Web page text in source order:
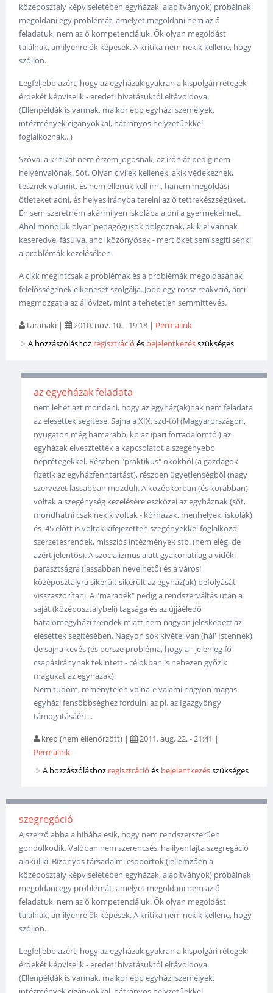
középosztály képviseletében egyházak, alapítványok) próbálnak
megoldani egy problémát, amelyet megoldani nem az ő
feladatuk, nem az ő kompetenciájuk. Ők olyan megoldást
találnak, amilyenre ők képesek. A kritika nem nekik kellene, hogy
szóljon.
Legfeljebb azért, hogy az egyházak gyakran a kispolgári rétegek
érdekét képviselik - eredeti hivatásuktól eltávoldova.
(Ellenpéldák is vannak, maikor épp egyházi személyek,
intézmények cigányokkal, hátrányos helyzetűekkel
foglalkoznak...)
Szóval a kritikát nem érzem jogosnak, az iróniát pedig nem
helyénvalónak. Sőt. Olyan civilek kellenek, akik védekeznek,
tesznek valamit. És nem ellenük kell írni, hanem megoldási
ötleteket adni, és helyes irányba terelni az ő tettrekészségüket.
Én sem szeretném akármilyen iskolába a dni a gyermekeimet.
Ahol mondjuk olyan pedagógusok dolgoznak, akik el vannak
keseredve, fásulva, ahol közönyösek - mert őket sem segíti senki
a problémák kezelésében.
A cikk megintcsak a problémák és a problémák megoldásának
felelősségének elkenését szolgálja. Jobb egy rossz reakvció, ami
megmozgatja az állóvizet, mint a tehetetlen semmittevés.
taranaki | 2010. nov. 10. - 19:18 | Permalink
A hozzászóláshoz regisztráció és bejelentkezésszükséges
az egyeházak feladata
nem lehet azt mondani, hogy az egyház(ak)nak nem feladata
az elesettek segítése. Sajna a XIX. szd-tól (Magyarországon,
nyugaton még hamarabb, kb az ipari forradalomtól) az
egyházak elvesztették a kapcsolatot a szegényebb
néprétegekkel. Részben "praktikus" okokból (a gazdagok
fizetik az egyházfenntartást), részben ügyetlenségből (nagy
szervezet lassabban mozdul). A középkorban (és korábban)
voltak a szegénység kezelésére eszközei az egyháznak (sőt,
mondhatni csak nekik voltak - kórházak, menhelyek, iskolák),
és '45 előtt is voltak kifejezetten szegényekkel foglalkozó
szerzetesrendek, missziós intézmények stb. (nem elég, de
azért jelentős). A szocializmus alatt gyakorlatilag a vidéki
parasztságra (lassabban nevelhető) és a városi
középosztályra sikerült sikerült az egyház(ak) befolyását
visszaszorítani. A "maradék" pedig a rendszerváltás után a
saját (középosztálybeli) tagsága és az újjáéledő
hatalomegyházi trendek miatt nem nagyon jeleskedett az
elesettek segítésében. Nagyon sok kivétel van (hál' Istennek),
de sajna kevés (és persze probléma, hogy a - jelenleg fő
csapásiránynak tekintett - célokban is nehezen győzik
magukat az egyházak).
Nem tudom, reménytelen volna-e valami nagyon magas
egyházi fensőbbséghez fordulni az pl. az Igazgyöngy
támogatásáért...
krep (nem ellenőrzött) | 2011. aug. 22. - 21:41 |
Permalink
A hozzászóláshoz regisztráció és bejelentkezésszükséges
szegregáció
A szerző abba a hibába esik, hogy nem rendszerszerűen
gondolkodik. Valóban nem szerencsés, ha ilyenfajta szegregáció
alakul ki. Bizonyos társadalmi csoportok (jellemzően a
középosztály képviseletében egyházak, alapítványok) próbálnak
megoldani egy problémát, amelyet megoldani nem az ő
feladatuk, nem az ő kompetenciájuk. Ők olyan megoldást
találnak, amilyenre ők képesek. A kritika nem nekik kellene, hogy
szóljon.
Legfeljebb azért, hogy az egyházak gyakran a kispolgári rétegek
érdekét képviselik - eredeti hivatásuktól eltávoldova.
(Ellenpéldák is vannak, maikor épp egyházi személyek,